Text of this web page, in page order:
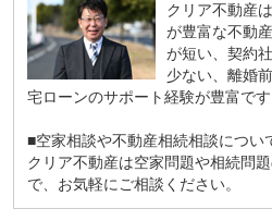
クリア不動産
が豊富な不動
が短い、契約
少ない、離婚
宅ローンのサポート経験が豊富です
■空家相談や不動産相続相談につい
クリア不動産は空家問題や相続問
で、お気軽にご相談ください。